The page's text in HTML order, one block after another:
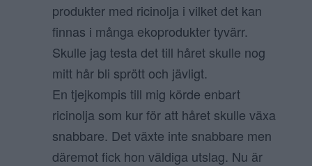
produkter med ricinolja i vilket det kan
finnas i många ekoprodukter tyvärr.
Skulle jag testa det till håret skulle nog
mitt hår bli sprött och jävligt.
En tjejkompis till mig körde enbart
ricinolja som kur för att håret skulle växa
snabbare. Det växte inte snabbare men
däremot fick hon väldiga utslag. Nu är